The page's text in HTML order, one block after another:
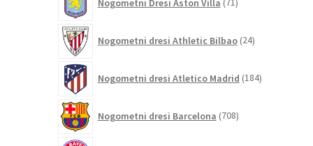
izdelkov
Nogometni dresi Athletic Bilbao 24izdelkov
Nogometni dresi Atletico Madrid 184izdelkov
Nogometni dresi Barcelona 708izdelkov